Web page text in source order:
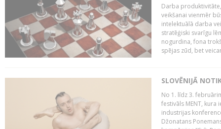
Darba
veikšanai vienmēr
intelektuālā darba
stratēģiski svarīgu
nogurdina, fona
spējas zūd, bet
SLOVĒNIJĀ
No 1. līdz 3.
festivāls MENT, kura
industrijas
Džonatans